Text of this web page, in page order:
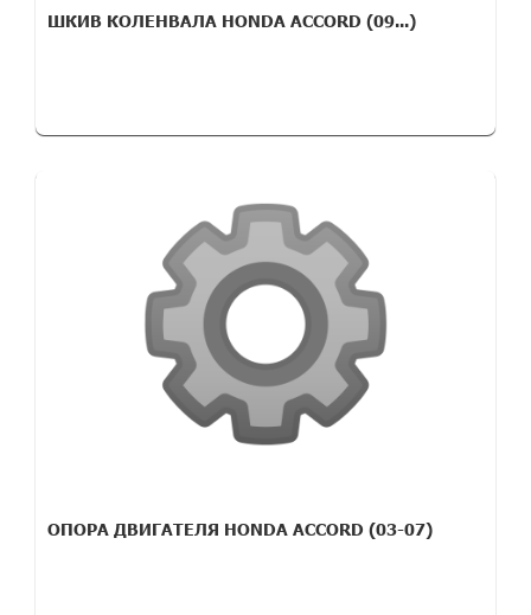
ШКИВ КОЛЕНВАЛА HONDA ACCORD (09...)
ОПОРА ДВИГАТЕЛЯ HONDA ACCORD (03-07)